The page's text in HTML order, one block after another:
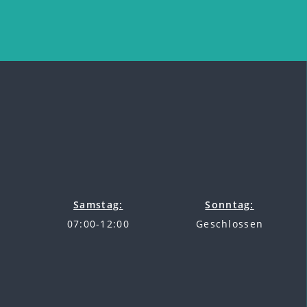
Samstag:
07:00-12:00
Sonntag:
Geschlossen